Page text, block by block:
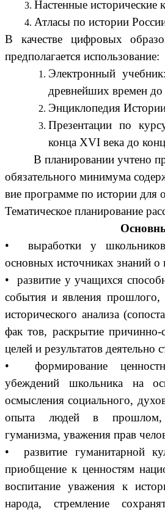
Настенные исторические
Атласы по истории
В качестве цифровых
предполагается использование:
Электронный
древнейших времен до
Энциклопедия
Презентации по
конца XVI века до
В планировании учтено
обязательного минимума
вие программе по истории для
Тематическое планирование
• выработки у школьников
основных источниках знаний
• развитие у учащихся
события и явления прошлого,
исторического анализа
фак тов, раскрытие причинно-
целей и результатов деятельно
• формирование
убеждений школьника на
осмысления социального,
опыта людей в прошлом,
гуманизма, уважения прав
• развитие гуманитарной
приобщение к ценностям
воспитание уважения к
народа, стремление